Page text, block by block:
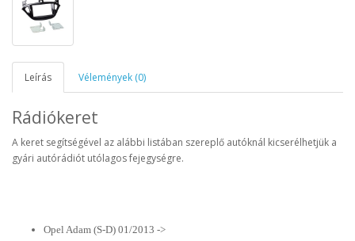
Leírás Vélemények (0)
Rádiókeret
A keret segítségével az alábbi listában szereplő autóknál kicserélhetjük a
gyári autórádiót utólagos fejegységre.
Opel Adam (S-D) 01/2013 ->